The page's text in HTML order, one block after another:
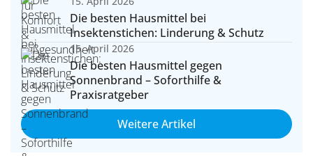
Die besten Hausmittel bei
Insektenstichen: Linderung & Schutz
15. April 2026
Die besten Hausmittel gegen
Sonnenbrand – Soforthilfe &
Praxisratgeber
Weitere Artikel